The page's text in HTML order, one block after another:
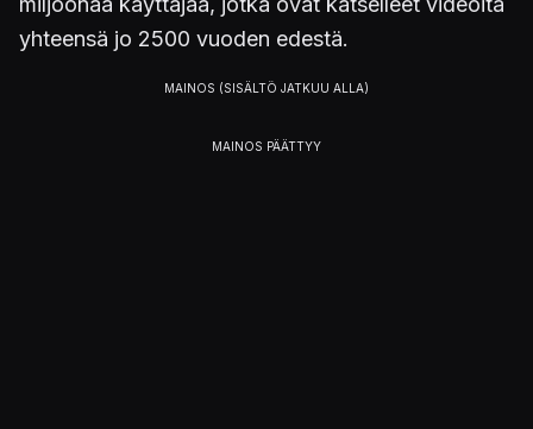
yhteensä jo 2500 vuoden edestä.